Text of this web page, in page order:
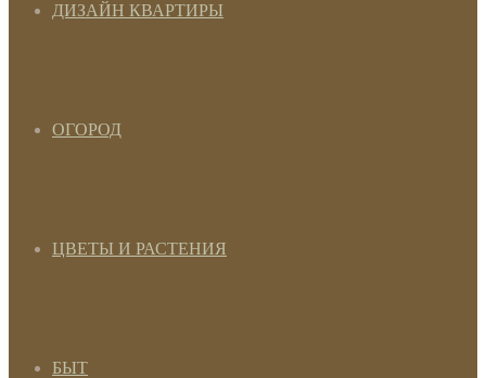
ДИЗАЙН КВАРТИРЫ
ОГОРОД
ЦВЕТЫ И РАСТЕНИЯ
БЫТ